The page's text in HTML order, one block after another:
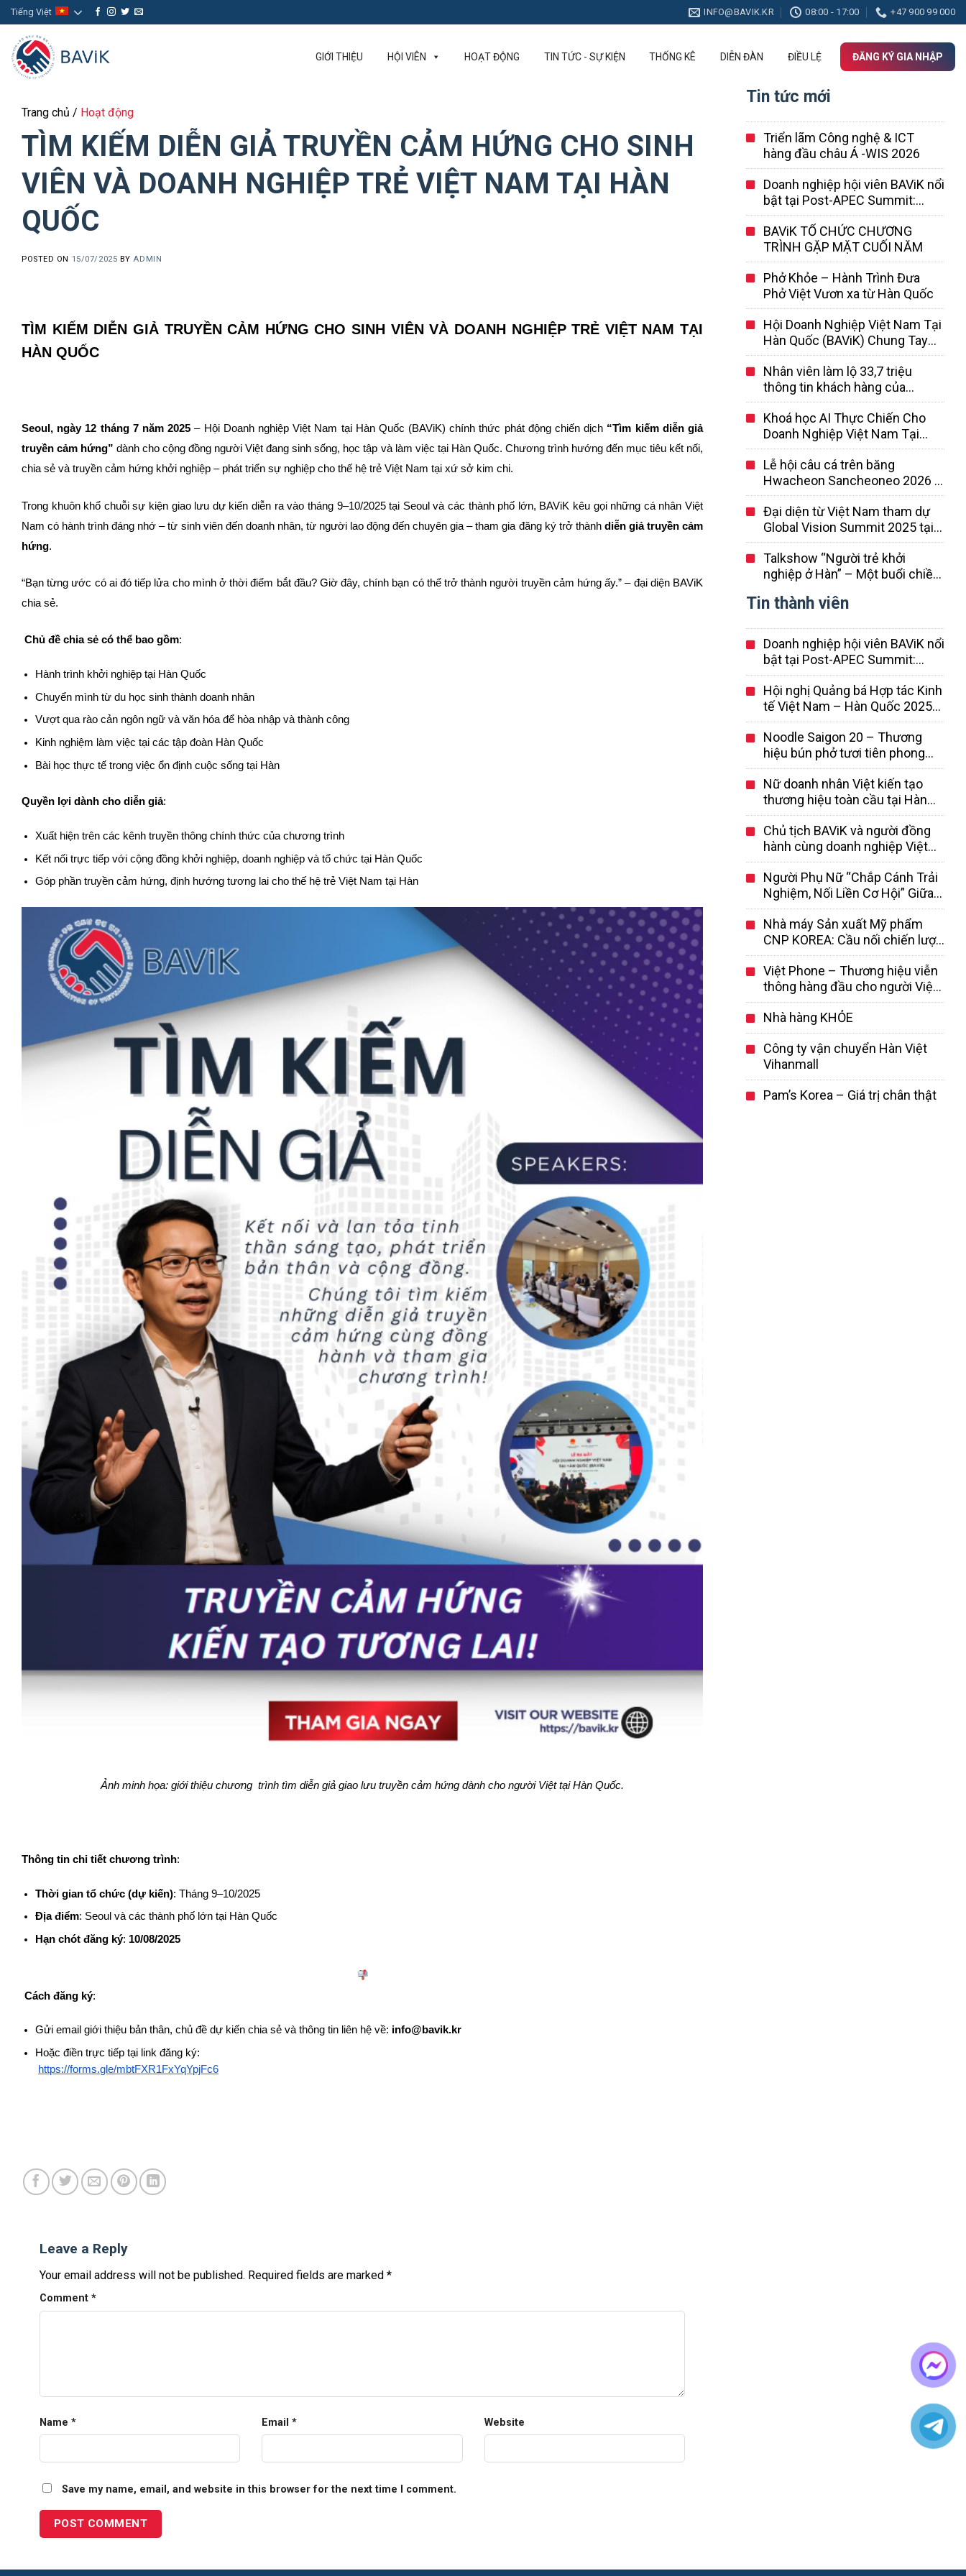
Skip
to
content
Tiếng Việt INFO@BAVIK.KR 08:00 - 17:00 +47 900 99 000
GIỚI THIỆU HỘI VIÊN HOẠT ĐỘNG TIN TỨC - SỰ KIỆN THỐNG KÊ DIỄN ĐÀN ĐIỀU LỆ ĐĂNG KÝ GIA NHẬP
Trang chủ / Hoạt động
TÌM KIẾM DIỄN GIẢ TRUYỀN CẢM HỨNG CHO SINH
VIÊN VÀ DOANH NGHIỆP TRẺ VIỆT NAM TẠI HÀN
QUỐC
POSTED ON 15/07/2025 BYADMIN
TÌM KIẾM DIỄN GIẢ TRUYỀN CẢM HỨNG CHO SINH VIÊN VÀ DOANH NGHIỆP TRẺ VIỆT NAM TẠI
HÀN QUỐC
Seoul, ngày 12 tháng 7 năm 2025 – Hội Doanh nghiệp Việt Nam tại Hàn Quốc (BAViK) chính thức phát động chiến dịch “Tìm kiếm diễn giả
truyền cảm hứng” dành cho cộng đồng người Việt đang sinh sống, học tập và làm việc tại Hàn Quốc. Chương trình hướng đến mục tiêu kết nối,
chia sẻ và truyền cảm hứng khởi nghiệp – phát triển sự nghiệp cho thế hệ trẻ Việt Nam tại xứ sở kim chi.
Trong khuôn khổ chuỗi sự kiện giao lưu dự kiến diễn ra vào tháng 9–10/2025 tại Seoul và các thành phố lớn, BAViK kêu gọi những cá nhân Việt
Nam có hành trình đáng nhớ – từ sinh viên đến doanh nhân, từ người lao động đến chuyên gia – tham gia đăng ký trở thành diễn giả truyền cảm
hứng.
“Bạn từng ước có ai đó tiếp lửa cho mình ở thời điểm bắt đầu? Giờ đây, chính bạn có thể trở thành người truyền cảm hứng ấy.” – đại diện BAViK
chia sẻ.
Chủ đề chia sẻ có thể bao gồm:
Hành trình khởi nghiệp tại Hàn Quốc
Chuyển mình từ du học sinh thành doanh nhân
Vượt qua rào cản ngôn ngữ và văn hóa để hòa nhập và thành công
Kinh nghiệm làm việc tại các tập đoàn Hàn Quốc
Bài học thực tế trong việc ổn định cuộc sống tại Hàn
Quyền lợi dành cho diễn giả:
Xuất hiện trên các kênh truyền thông chính thức của chương trình
Kết nối trực tiếp với cộng đồng khởi nghiệp, doanh nghiệp và tổ chức tại Hàn Quốc
Góp phần truyền cảm hứng, định hướng tương lai cho thế hệ trẻ Việt Nam tại Hàn
Ảnh minh họa: giới thiệu chương trình tìm diễn giả giao lưu truyền cảm hứng dành cho người Việt tại Hàn Quốc.
Thông tin chi tiết chương trình:
Thời gian tổ chức (dự kiến): Tháng 9–10/2025
Địa điểm: Seoul và các thành phố lớn tại Hàn Quốc
Hạn chót đăng ký: 10/08/2025
Cách đăng ký:
Gửi email giới thiệu bản thân, chủ đề dự kiến chia sẻ và thông tin liên hệ về: info@bavik.kr
Hoặc điền trực tiếp tại link đăng ký:
https://forms.gle/mbtFXR1FxYqYpjFc6
Leave a Reply
Your email address will not be published. Required fields are marked *
Comment *
Name * Email* Website
Save my name, email, and website in this browser for the next time I comment.
Tin tức mới
Triển lãm Công nghệ & ICT
hàng đầu châu Á -WIS 2026
Doanh nghiệp hội viên BAViK nổi
bật tại Post-APEC Summit:
SotaTek Korea dẫn đầu mô hình
hợp tác AI Việt – Hàn
BAViK TỔ CHỨC CHƯƠNG
TRÌNH GẶP MẶT CUỐI NĂM
Phở Khỏe – Hành Trình Đưa
Phở Việt Vươn xa từ Hàn Quốc
Hội Doanh Nghiệp Việt Nam Tại
Hàn Quốc (BAViK) Chung Tay
Ủng Hộ Đồng Bào Vùng Lũ
Nhân viên làm lộ 33,7 triệu
thông tin khách hàng của
Coupang là người Trung Quốc…
Đã nghỉ việc và rời khỏi Hàn
Quốc
Khoá học AI Thực Chiến Cho
Doanh Nghiệp Việt Nam Tại
Hàn Quốc
Lễ hội câu cá trên băng
Hwacheon Sancheoneo 2026 –
Lễ hội mùa đông lớn nhất Hàn
Quốc
Đại diện từ Việt Nam tham dự
Global Vision Summit 2025 tại
Hàn Quốc
Talkshow “Người trẻ khởi
nghiệp ở Hàn” – Một buổi chiều
Tin thành viên
Doanh nghiệp hội viên BAViK nổi
bật tại Post-APEC Summit:
SotaTek Korea dẫn đầu mô hình
hợp tác AI Việt – Hàn
Hội nghị Quảng bá Hợp tác Kinh
tế Việt Nam – Hàn Quốc 2025
sẽ diễn ra tại Seoul ngày
17/9/2025
Noodle Saigon 20 – Thương
hiệu bún phở tươi tiên phong
của người Việt tại Hàn Quốc
Nữ doanh nhân Việt kiến tạo
thương hiệu toàn cầu tại Hàn
Quốc
Chủ tịch BAViK và người đồng
hành cùng doanh nghiệp Việt
Nam tại Hàn Quốc
Người Phụ Nữ “Chắp Cánh Trải
Nghiệm, Nối Liền Cơ Hội” Giữa
Việt Nam và Hàn Quốc
Nhà máy Sản xuất Mỹ phẩm
CNP KOREA: Cầu nối chiến lược
giữa doanh nghiệp Việt và
ngành mỹ phẩm Hàn Quốc
Việt Phone – Thương hiệu viễn
thông hàng đầu cho người Việt
tại Hàn Quốc
Nhà hàng KHỎE
Công ty vận chuyển Hàn Việt
Vihanmall
Pam’s Korea – Giá trị chân thật